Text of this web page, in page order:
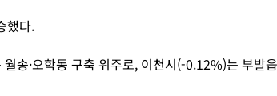
했다.
송·오학동 구축 위주로, 이천시(-0.12%)는 부발